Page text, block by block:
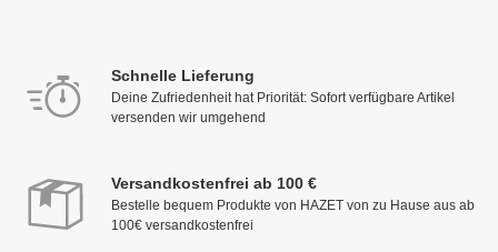
Schnelle Lieferung
Deine Zufriedenheit hat Priorität: Sofort verfügbare Artikel
versenden wir umgehend
Versandkostenfrei ab 100 €
Bestelle bequem Produkte von HAZET von zu Hause aus ab
100€ versandkostenfrei